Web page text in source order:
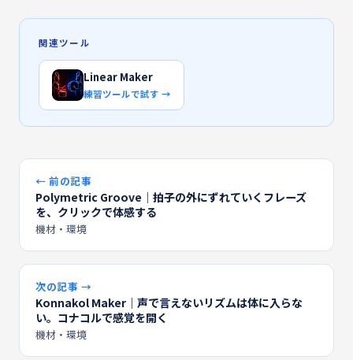
関連ツール
Linear Maker
練習ツールで試す →
← 前の記事
Polymetric Groove｜拍子の外にずれていくフレーズ
を、クリックで体感する
機材・環境
次の記事 →
Konnakol Maker｜声で言えないリズムは体に入らな
い。コナコルで感覚を開く
機材・環境